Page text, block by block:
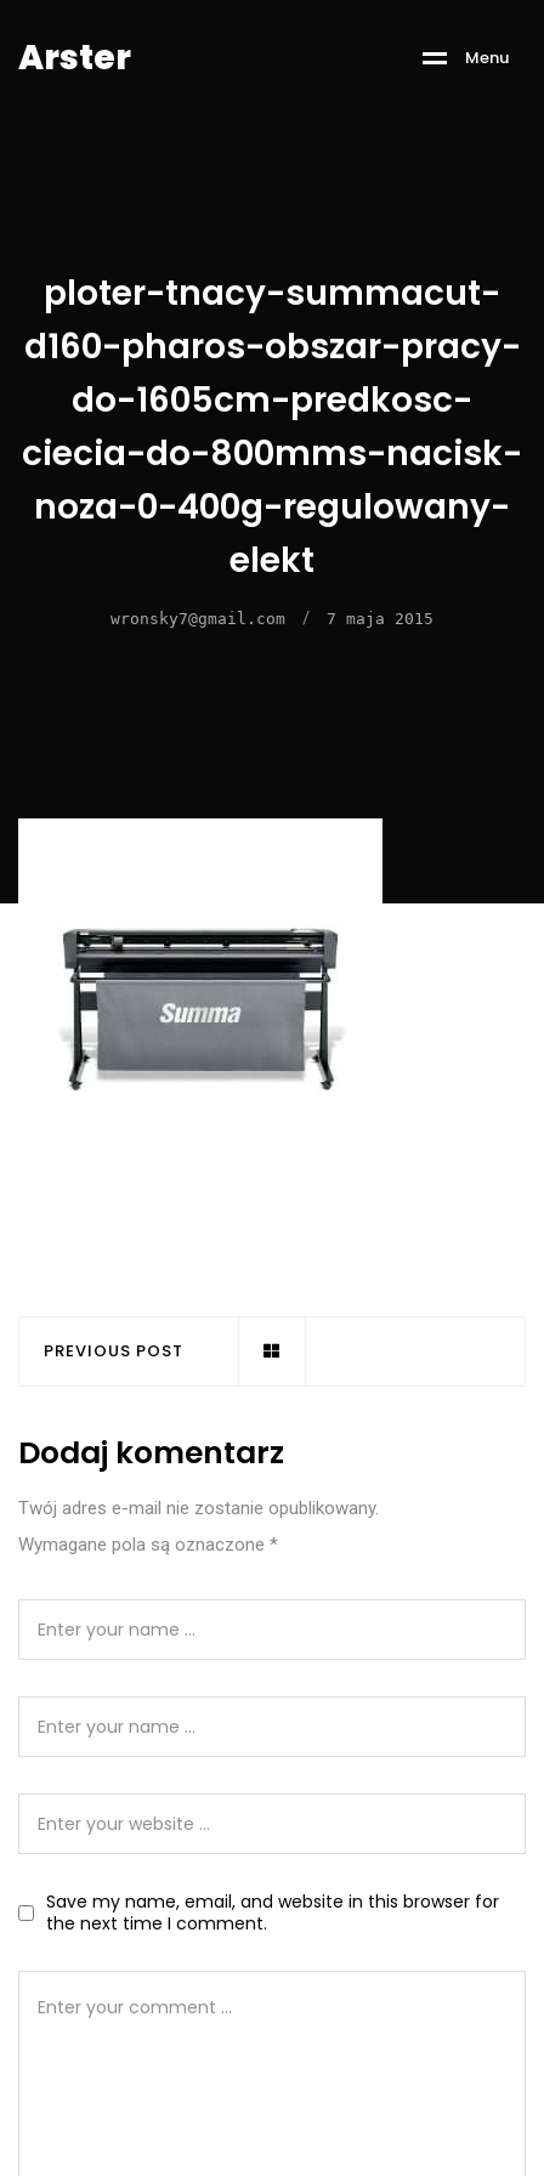
Arster Menu
ploter-tnacy-summacut-
d160-pharos-obszar-pracy-
do-1605cm-predkosc-
ciecia-do-800mms-nacisk-
noza-0-400g-regulowany-
elekt
wronsky7@gmail.com / 7 maja 2015
PREVIOUS POST
Dodaj komentarz
Twój adres e-mail nie zostanie opublikowany.
Wymagane pola są oznaczone *
Save my name, email, and website in this browser for
the next time I comment.